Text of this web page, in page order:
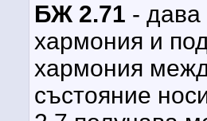
БЖ 2.71 - дава
хармония и
хармония
състояние